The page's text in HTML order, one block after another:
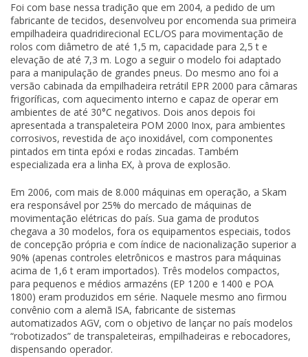
Foi com base nessa tradição que em 2004, a pedido de um
fabricante de tecidos, desenvolveu por encomenda sua primeira
empilhadeira quadridirecional ECL/OS para movimentação de
rolos com diâmetro de até 1,5 m, capacidade para 2,5 t e
elevação de até 7,3 m. Logo a seguir o modelo foi adaptado
para a manipulação de grandes pneus. Do mesmo ano foi a
versão cabinada da empilhadeira retrátil EPR 2000 para câmaras
frigoríficas, com aquecimento interno e capaz de operar em
ambientes de até 30°C negativos. Dois anos depois foi
apresentada a transpaleteira POM 2000 Inox, para ambientes
corrosivos, revestida de aço inoxidável, com componentes
pintados em tinta epóxi e rodas zincadas. Também
especializada era a linha EX, à prova de explosão.
Em 2006, com mais de 8.000 máquinas em operação, a Skam
era responsável por 25% do mercado de máquinas de
movimentação elétricas do país. Sua gama de produtos
chegava a 30 modelos, fora os equipamentos especiais, todos
de concepção própria e com índice de nacionalização superior a
90% (apenas controles eletrônicos e mastros para máquinas
acima de 1,6 t eram importados). Três modelos compactos,
para pequenos e médios armazéns (EP 1200 e 1400 e POA
1800) eram produzidos em série. Naquele mesmo ano firmou
convênio com a alemã ISA, fabricante de sistemas
automatizados AGV, com o objetivo de lançar no país modelos
“robotizados” de transpaleteiras, empilhadeiras e rebocadores,
dispensando operador.